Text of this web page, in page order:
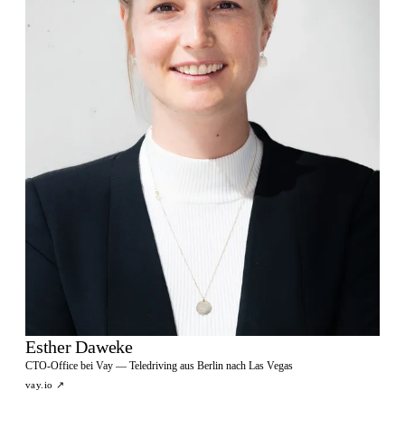
Esther Daweke
CTO-Office bei Vay — Teledriving aus Berlin nach Las Vegas
vay.io ↗